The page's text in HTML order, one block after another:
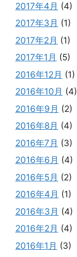
2017年4月 (4)
2017年3月 (1)
2017年2月 (1)
2017年1月 (5)
2016年12月 (1)
2016年10月 (4)
2016年9月 (2)
2016年8月 (4)
2016年7月 (3)
2016年6月 (4)
2016年5月 (2)
2016年4月 (1)
2016年3月 (4)
2016年2月 (4)
2016年1月 (3)